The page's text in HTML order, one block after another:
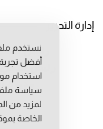
إدارة التحرير
رئيس
رئيس
مديرة
نستخدم
أفضل
استخدام
سياسة
لمزيد من
الخاصة